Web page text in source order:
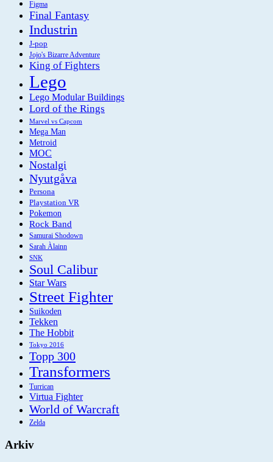
Figma
Final Fantasy
Industrin
J-pop
Jojo's Bizarre Adventure
King of Fighters
Lego
Lego Modular Buildings
Lord of the Rings
Marvel vs Capcom
Mega Man
Metroid
MOC
Nostalgi
Nyutgåva
Persona
Playstation VR
Pokemon
Rock Band
Samurai Shodown
Sarah Àlainn
SNK
Soul Calibur
Star Wars
Street Fighter
Suikoden
Tekken
The Hobbit
Tokyo 2016
Topp 300
Transformers
Turrican
Virtua Fighter
World of Warcraft
Zelda
Arkiv